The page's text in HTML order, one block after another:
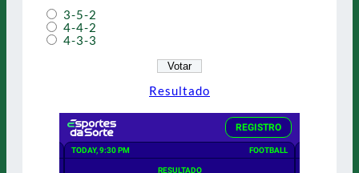
3-5-2
4-4-2
4-3-3
Resultado